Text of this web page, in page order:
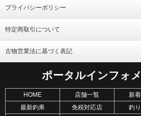
プライバシーポリシー
特定商取引について
古物営業法に基づく表記
ポータルインフォ
HOME 店舗一覧 新
最新釣果
免税対応店 釣